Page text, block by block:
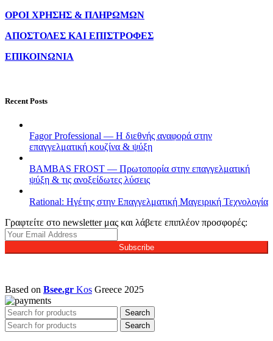
ΟΡΟΙ ΧΡΗΣΗΣ & ΠΛΗΡΩΜΩΝ
ΑΠΟΣΤΟΛΕΣ ΚΑΙ ΕΠΙΣΤΡΟΦΕΣ
ΕΠΙΚΟΙΝΩΝΙΑ
Recent Posts
Fagor Professional — Η διεθνής αναφορά στην
επαγγελματική κουζίνα & ψύξη
BAMBAS FROST — Πρωτοπορία στην επαγγελματική
ψύξη & τις ανοξείδωτες λύσεις
Rational: Ηγέτης στην Επαγγελματική Μαγειρική Τεχνολογία
Γραφτείτε στο newsletter μας και λάβετε επιπλέον προσφορές:
Subscribe
Based on Bsee.gr Kos Greece 2025
Search
Search